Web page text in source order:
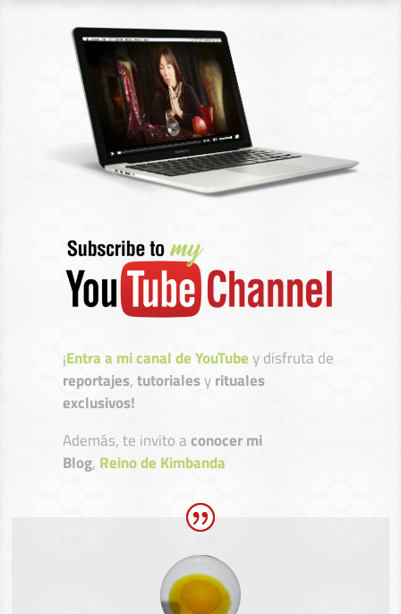
¡Entra a mi canal de YouTubey disfruta de
reportajes,tutorialesyrituales
exclusivos!
Además, te invito aconocer mi
Blog, Reino de Kimbanda